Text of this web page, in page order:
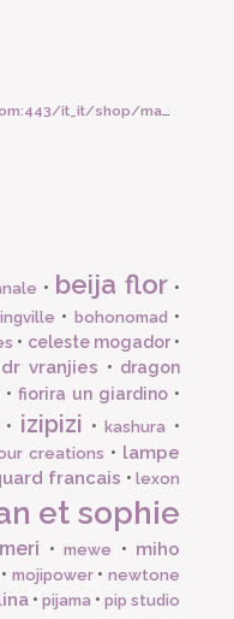
maman_et_sophie_orecchini_a_lobo_con_cuori/6625
• beija flor •
• bohonomad •
• celeste mogador•
dr vranjies • dragon
• fiorira un giardino•
• izipizi •kashura •
creations • lampe
francais •lexon
et sophie
•mewe • miho
• mojipower•newtone
• pijama • pip studio